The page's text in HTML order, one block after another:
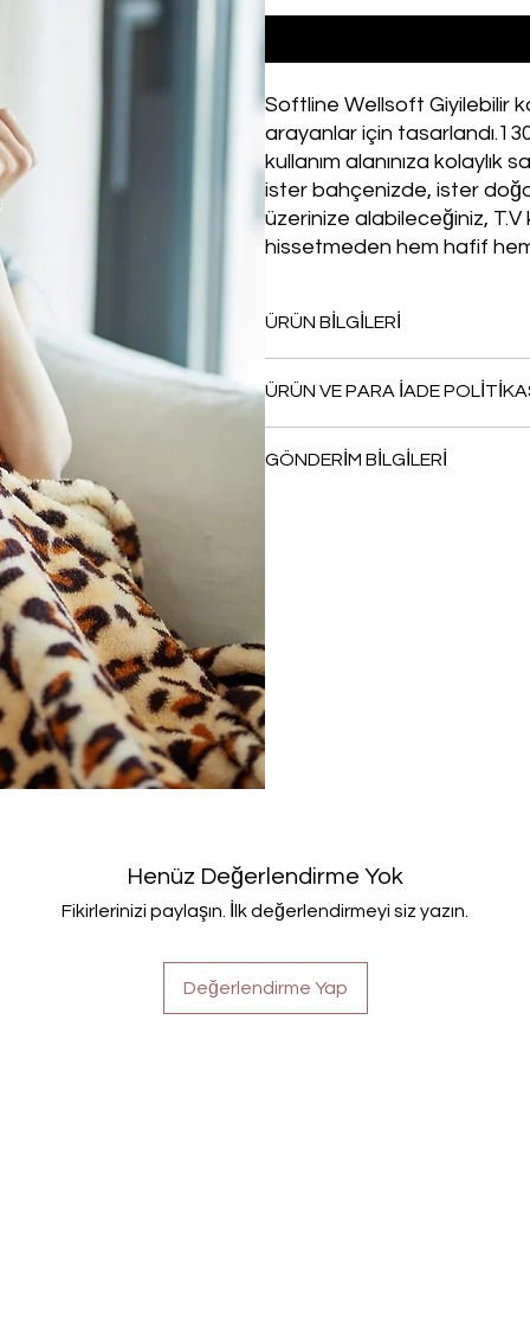
Softline Wellsoft Giyilebilir
arayanlar için
kullanım alanınıza
ister bahçenizde, ister
üzerinize alabileceğiniz,
hissetmeden hem hafif
ÜRÜN BİLGİLERİ
sana eşlik edecek. Kendine veya
ÜRÜN VE PARA İADE
GÖNDERİM BİLGİLERİ
Henüz Değerlendirme Yok
Fikirlerinizi paylaşın. İlk değerlendirmeyi siz yazın.
Değerlendirme Yap